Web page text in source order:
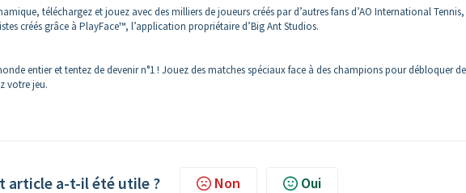
téléchargez et jouez avec des milliers de joueurs créés par d’autres fans d’AO International Tennis,
créés grâce à PlayFace™, l’application propriétaire d’Big Ant Studios.
entier et tentez de devenir n°1 ! Jouez des matches spéciaux face à des champions pour débloquer de
votre jeu.
article a-t-il été utile ? Non Oui